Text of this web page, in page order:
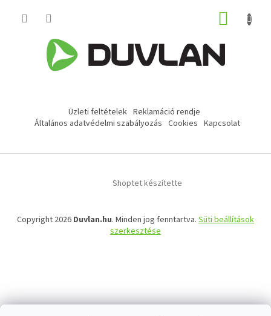
KOSÁR
Üzleti feltételek Reklamáció rendje
Általános adatvédelmi szabályozás Cookies Kapcsolat
Shoptet készítette
Copyright 2026 Duvlan.hu. Minden jog fenntartva. Süti beállítások
szerkesztése